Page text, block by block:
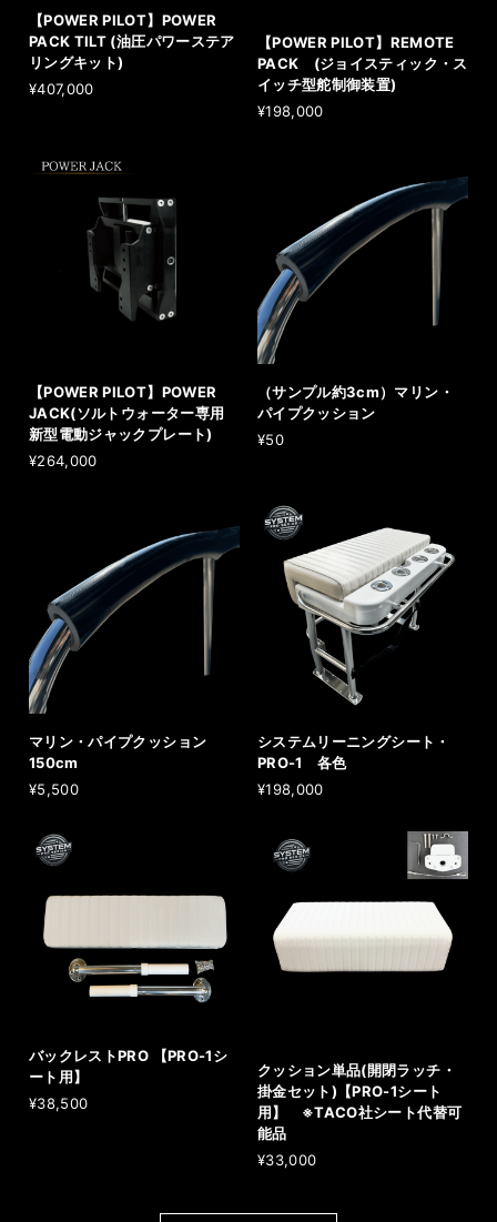
【POWER PILOT】POWER
PACK TILT (油圧パワーステア
リングキット)
¥407,000
【POWER PILOT】REMOTE
PACK (ジョイスティック・ス
イッチ型舵制御装置)
¥198,000
【POWER PILOT】POWER
JACK(ソルトウォーター専用
新型電動ジャックプレート)
¥264,000
（サンプル約3cm）マリン・
パイプクッション
¥50
マリン・パイプクッション
150cm
¥5,500
システムリーニングシート・
PRO-1 各色
¥198,000
バックレストPRO 【PRO-1シ
ート用】
¥38,500
クッション単品(開閉ラッチ・
掛金セット)【PRO-1シート
用】 ※TACO社シート代替可
能品
¥33,000